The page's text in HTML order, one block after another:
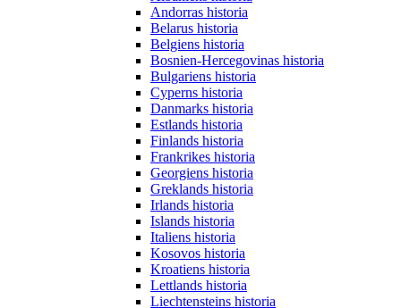
Andorras historia
Belarus historia
Belgiens historia
Bosnien-Hercegovinas historia
Bulgariens historia
Cyperns historia
Danmarks historia
Estlands historia
Finlands historia
Frankrikes historia
Georgiens historia
Greklands historia
Irlands historia
Islands historia
Italiens historia
Kosovos historia
Kroatiens historia
Lettlands historia
Liechtensteins historia